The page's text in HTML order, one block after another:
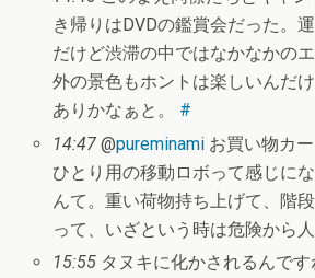
き帰りはDVDの鑑賞会だった。
だけど渋滞の中ではなかなかのエ
外の景色もホントは楽しいんだ
ありかなぁと。 #
14:47 @pureminami お買い物カ
ひとり用の移動ロボって感じに
んて。重い荷物持ち上げて、階
って、いざという時は危険から
15:55 タヌキに化かされるんです